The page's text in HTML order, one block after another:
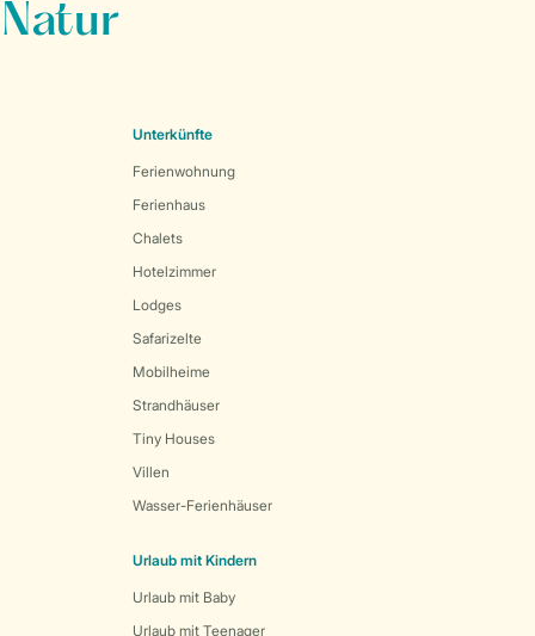
Unterkünfte
Ferienwohnung
Ferienhaus
Chalets
Hotelzimmer
Lodges
Safarizelte
Mobilheime
Strandhäuser
Tiny Houses
Villen
Wasser-Ferienhäuser
Urlaub mit Kindern
Urlaub mit Baby
Urlaub mit Teenager